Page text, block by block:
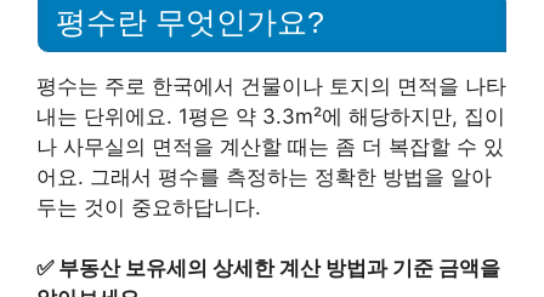
평수란 무엇인가요?
평수는 주로 한국에서 건물이나 토지의 면적을 나타
내는 단위에요. 1평은 약 3.3m²에 해당하지만, 집이
나 사무실의 면적을 계산할 때는 좀 더 복잡할 수 있
어요. 그래서 평수를 측정하는 정확한 방법을 알아
두는 것이 중요하답니다.
✅ 부동산 보유세의 상세한 계산 방법과 기준 금액을